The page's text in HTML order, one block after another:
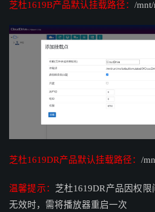
芝杜1619B产品默认挂载路径： /
芝杜1619DR产品默认挂载路径： /
温馨提示： 芝杜1619DR产品因权
无效时，需将播放器重启一次